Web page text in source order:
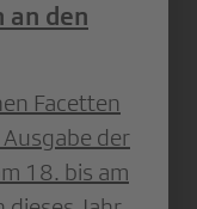
an den
Facetten
der
18. bis am